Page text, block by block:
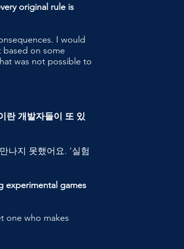
original rule is
I would
based on some
was not possible to
란 개발자들이 또 있
나지 못했어요. ‘실험
experimental games
one who makes